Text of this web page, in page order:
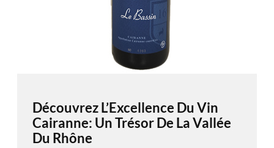
Découvrez L’Excellence Du Vin
Cairanne: Un Trésor De La Vallée
Du Rhône